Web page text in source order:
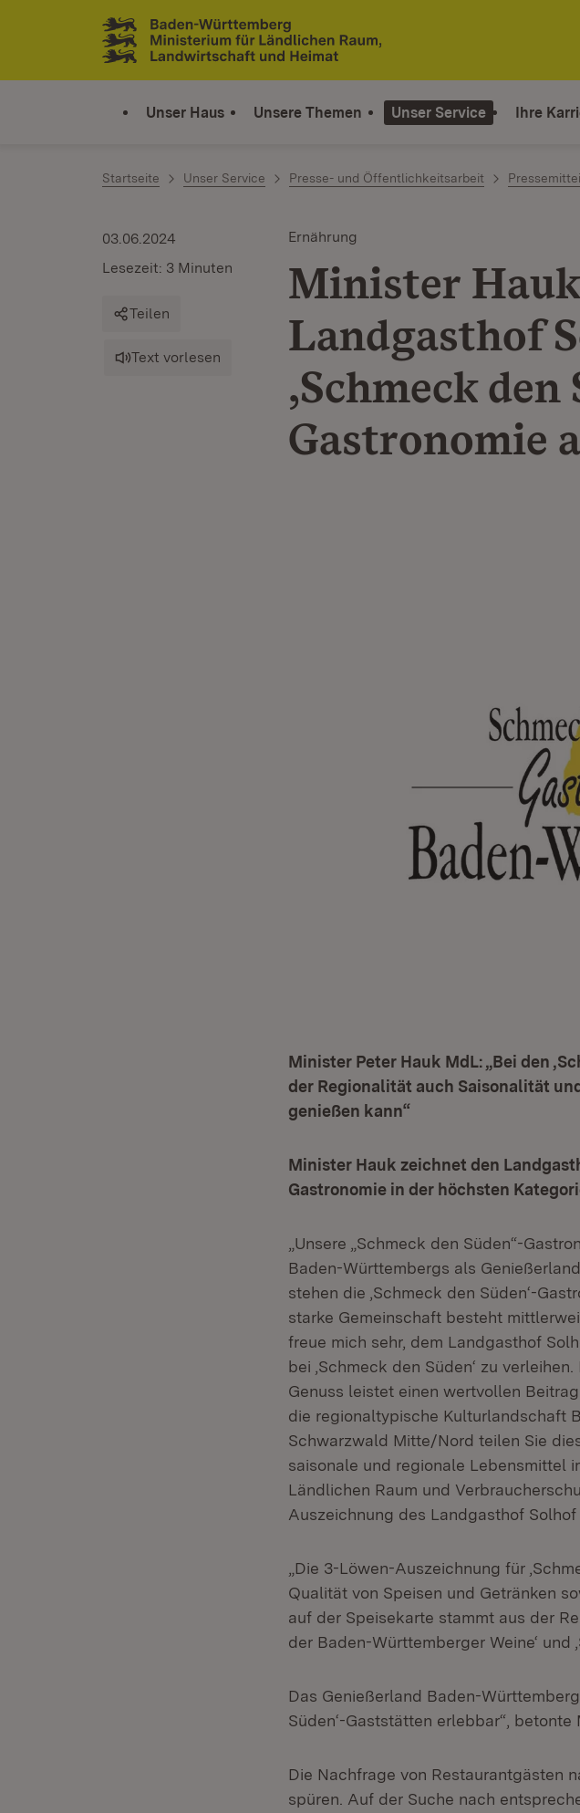
Zum Inhalt springen
Link zur Startseite
Unser Haus Unsere Themen Unser Service Ihre
Startseite Unser Service Presse- und Öffentlichkeitsarbeit
Ernährung
Minister
Landgasthof
,Schmeck den
Gastronomie
03.06.2024
Lesezeit: 3 Minuten
Teilen
Text vorlesen
Minister Peter Hauk MdL: „Bei den
der Regionalität auch Saisonalität
genießen kann“
Minister Hauk zeichnet den
Gastronomie in der höchsten
„Unsere „Schmeck den Süden“-
Baden-Württembergs als
stehen die ,Schmeck den Süden‘-
starke Gemeinschaft besteht
freue mich sehr, dem Landgasthof
bei ,Schmeck den Süden‘ zu
Genuss leistet einen wertvollen
die regionaltypische Kulturlandschaft
Schwarzwald Mitte/Nord teilen Sie
saisonale und regionale Lebensmittel
Ländlichen Raum und
Auszeichnung des Landgasthof
„Die 3-Löwen-Auszeichnung für
Qualität von Speisen und Getränken
auf der Speisekarte stammt aus der
der Baden-Württemberger Weine‘ und
Das Genießerland Baden-
Süden‘-Gaststätten erlebbar“, betonte
Die Nachfrage von Restaurantgästen
spüren. Auf der Suche nach